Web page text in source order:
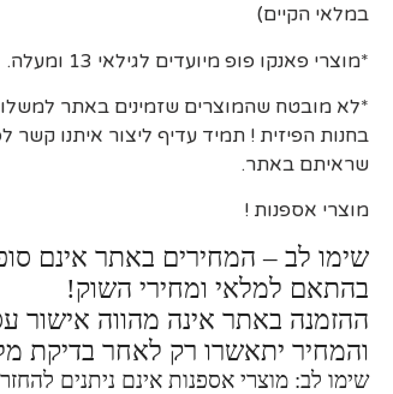
במלאי הקיים)
*מוצרי פאנקו פופ מיועדים לגילאי 13 ומעלה.
*לא מובטח שהמוצרים שזמינים באתר
בחנות הפיזית ! תמיד עדיף ליצור איתנו קשר
שראיתם באתר.
מוצרי אספנות !
שימו לב – המחירים באתר אינם
בהתאם למלאי ומחירי השוק!
ההזמנה באתר אינה מהווה אישור
והמחיר יתאשרו רק לאחר בדיקת
שימו לב: מוצרי אספנות אינם ניתנים